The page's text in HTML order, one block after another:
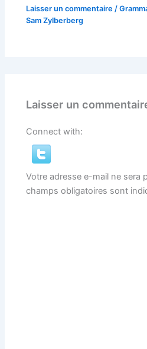
Laisser un commentaire /
Sam Zylberberg
Laisser un
Connect with:
Votre adresse e-mail ne sera
champs obligatoires sont